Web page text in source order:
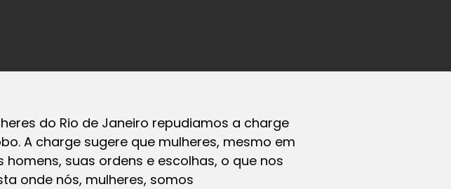
do Rio de Janeiro repudiamos a charge
A charge sugere que mulheres, mesmo em
suas ordens e escolhas, o que nos
onde nós, mulheres, somos